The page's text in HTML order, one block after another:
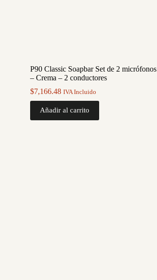
P90 Classic Soapbar Set de 2 micrófonos
– Crema – 2 conductores
$7,166.48 IVA Incluido
Añadir al carrito